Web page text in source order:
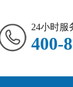
24小时服
400-